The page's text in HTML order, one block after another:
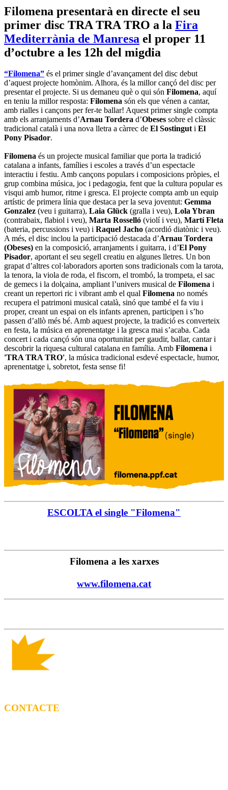
Filomena presentarà en directe el seu
primer disc TRA TRA TRO a la Fira
Mediterrània de Manresa el proper 11
d’octubre a les 12h del migdia
“Filomena” és el primer single d’avançament del disc debut
d’aquest projecte homònim. Alhora, és la millor cançó del disc per
presentar el projecte. Si us demaneu què o qui són Filomena, aquí
en teniu la millor resposta: Filomena són els que vénen a cantar,
amb rialles i cançons per fer-te ballar! Aquest primer single compta
amb els arranjaments d’Arnau Tordera d’Obeses sobre el clàssic
tradicional català i una nova lletra a càrrec de El Sostinguti El
Pony Pisador.
Filomena és un projecte musical familiar que porta la tradició
catalana a infants, famílies i escoles a través d’un espectacle
interactiu i festiu. Amb cançons populars i composicions pròpies, el
grup combina música, joc i pedagogia, fent que la cultura popular es
visqui amb humor, ritme i gresca. El projecte compta amb un equip
artístic de primera línia que destaca per la seva joventut: Gemma
Gonzalez (veu i guitarra), Laia Glück (gralla i veu), Lola Ybran
(contrabaix, flabiol i veu), Marta Rosselló (violí i veu), Martí Fleta
(bateria, percussions i veu) i Raquel Jacho (acordió diatònic i veu).
A més, el disc inclou la participació destacada d’Arnau Tordera
(Obeses) en la composició, arranjaments i guitarra, i d’El Pony
Pisador, aportant el seu segell creatiu en algunes lletres. Un bon
grapat d’altres col·laboradors aporten sons tradicionals com la tarota,
la tenora, la viola de roda, el fiscorn, el trombó, la trompeta, el sac
de gemecs i la dolçaina, ampliant l’univers musical de Filomena i
creant un repertori ric i vibrant amb el qual Filomena no només
recupera el patrimoni musical català, sinó que també el fa viu i
proper, creant un espai on els infants aprenen, participen i s’ho
passen d’allò més bé. Amb aquest projecte, la tradició es converteix
en festa, la música en aprenentatge i la gresca mai s’acaba. Cada
concert i cada cançó són una oportunitat per gaudir, ballar, cantar i
descobrir la riquesa cultural catalana en família. Amb Filomena i
'TRA TRA TRO', la música tradicional esdevé espectacle, humor,
aprenentatge i, sobretot, festa sense fi!
ESCOLTA el single "Filomena"
Filomena a les xarxes
www.filomena.cat
CONTACTE